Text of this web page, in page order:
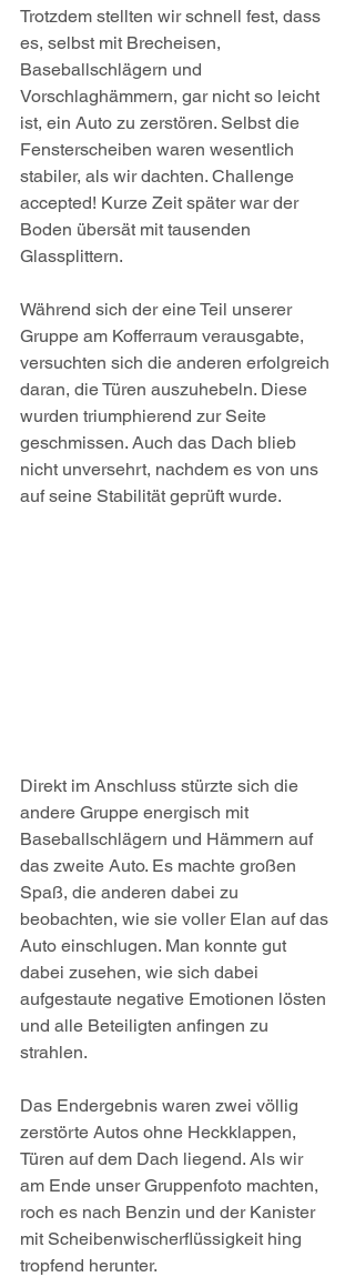
Trotzdem stellten wir schnell fest, dass
es, selbst mit Brecheisen,
Baseballschlägern und
Vorschlaghämmern, gar nicht so leicht
ist, ein Auto zu zerstören. Selbst die
Fensterscheiben waren wesentlich
stabiler, als wir dachten. Challenge
accepted! Kurze Zeit später war der
Boden übersät mit tausenden
Glassplittern.
Während sich der eine Teil unserer
Gruppe am Kofferraum verausgabte,
versuchten sich die anderen erfolgreich
daran, die Türen auszuhebeln. Diese
wurden triumphierend zur Seite
geschmissen. Auch das Dach blieb
nicht unversehrt, nachdem es von uns
auf seine Stabilität geprüft wurde.
Direkt im Anschluss stürzte sich die
andere Gruppe energisch mit
Baseballschlägern und Hämmern auf
das zweite Auto. Es machte großen
Spaß, die anderen dabei zu
beobachten, wie sie voller Elan auf das
Auto einschlugen. Man konnte gut
dabei zusehen, wie sich dabei
aufgestaute negative Emotionen lösten
und alle Beteiligten anfingen zu
strahlen.
Das Endergebnis waren zwei völlig
zerstörte Autos ohne Heckklappen,
Türen auf dem Dach liegend. Als wir
am Ende unser Gruppenfoto machten,
roch es nach Benzin und der Kanister
mit Scheibenwischerflüssigkeit hing
tropfend herunter.